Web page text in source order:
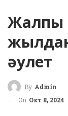
Жалпы
әулет
By Admin
On Окт 8, 2024